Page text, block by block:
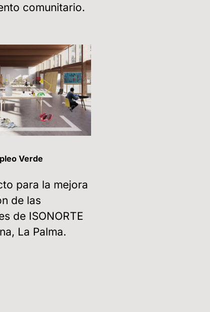
comunitario.
Verde
para la mejora
de las
de ISONORTE
La Palma.